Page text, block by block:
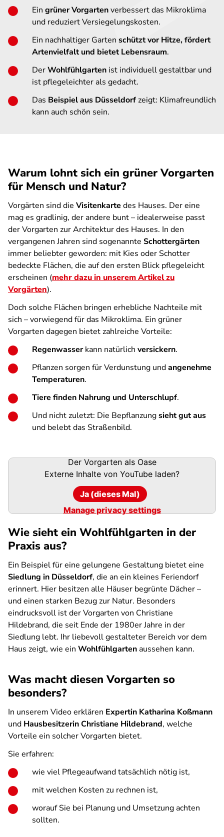
Ein grüner Vorgartenverbessert das Mikroklima
und reduziert Versiegelungskosten.
Ein nachhaltiger Garten schützt vor Hitze, fördert
Artenvielfalt und bietet Lebensraum.
DerWohlfühlgarten ist individuell gestaltbar und
ist pflegeleichter als gedacht.
Das Beispiel aus Düsseldorfzeigt: Klimafreundlich
kann auch schön sein.
Warum lohnt sich ein grüner Vorgarten
für Mensch und Natur?
Vorgärten sind die Visitenkarte des Hauses. Der eine
mag es gradlinig, der andere bunt – idealerweise passt
der Vorgarten zur Architektur des Hauses. In den
vergangenen Jahren sind sogenannte Schottergärten
immer beliebter geworden: mit Kies oder Schotter
bedeckte Flächen, die auf den ersten Blick pflegeleicht
erscheinen (mehr dazu in unserem Artikel zu
Vorgärten).
Doch solche Flächen bringen erhebliche Nachteile mit
sich – vorwiegend für das Mikroklima. Ein grüner
Vorgarten dagegen bietet zahlreiche Vorteile:
Regenwasserkann natürlich versickern.
Pflanzen sorgen für Verdunstung undangenehme
Temperaturen.
Tiere finden Nahrung und Unterschlupf.
Und nicht zuletzt: Die Bepflanzungsieht gut aus
und belebt das Straßenbild.
Der Vorgarten als Oase
Externe Inhalte von YouTube laden?
Ja (dieses Mal)
Manage privacy settings
Wie sieht ein Wohlfühlgarten in der
Praxis aus?
Ein Beispiel für eine gelungene Gestaltung bietet eine
Siedlung in Düsseldorf, die an ein kleines Feriendorf
erinnert. Hier besitzen alle Häuser begrünte Dächer –
und einen starken Bezug zur Natur. Besonders
eindrucksvoll ist der Vorgarten von Christiane
Hildebrand, die seit Ende der 1980er Jahre in der
Siedlung lebt. Ihr liebevoll gestalteter Bereich vor dem
Haus zeigt, wie ein Wohlfühlgartenaussehen kann.
Was macht diesen Vorgarten so
besonders?
In unserem Video erklären Expertin Katharina Koßmann
und Hausbesitzerin Christiane Hildebrand, welche
Vorteile ein solcher Vorgarten bietet.
Sie erfahren:
wie viel Pflegeaufwand tatsächlich nötig ist,
mit welchen Kosten zu rechnen ist,
worauf Sie bei Planung und Umsetzung achten
sollten.